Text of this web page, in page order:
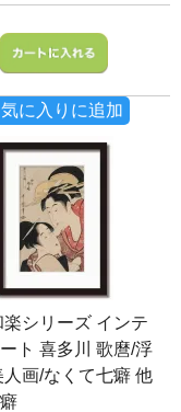
に入りに追加
楽シリーズ インテ
ト 喜多川 歌麿/浮
人画/なくて七癖 他